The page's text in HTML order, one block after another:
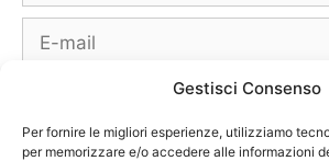
Gestisci Consenso
Per fornire le migliori esperienze, utilizziamo
per memorizzare e/o accedere alle informazioni
E-
mail
web